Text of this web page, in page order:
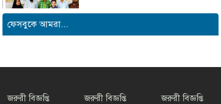
ফেসবুকে আমরা...
জরুরী বিজ্ঞপ্তি
জরুরী বিজ্ঞপ্তি
জরুরী বিজ্ঞপ্তি